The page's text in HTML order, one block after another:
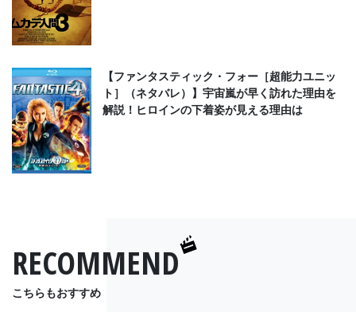
【ファンタスティック・フォー［超能力ユニッ
ト］（ネタバレ）】宇宙嵐が早く訪れた理由を
解説！ヒロインの下着姿が見える理由は
RECOMMEND
こちらもおすすめ